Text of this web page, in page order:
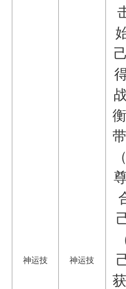
神运技 神运技